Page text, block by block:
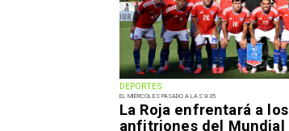
DEPORTES
EL MIÉRCOLES PASADO A LAS 9:35
La Roja enfrentará a los
anfitriones del Mundial